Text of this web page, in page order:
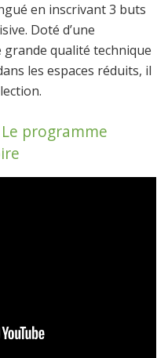
en inscrivant 3 buts
Doté d’une
grande qualité technique
les espaces réduits, il
programme